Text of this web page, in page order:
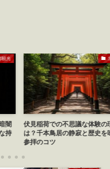
京都観光
な体験の理由と
と歴史を味わう
京都の八坂神社
き寄せる参拝の